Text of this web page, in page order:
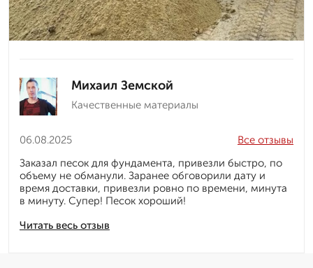
Михаил Земской
Качественные материалы
06.08.2025
Читать весь отзыв
Все отзывы
Заказал песок для фундамента, привезли быстро, по
объему не обманули. Заранее обговорили дату и
время доставки, привезли ровно по времени, минута
в минуту. Супер! Песок хороший!